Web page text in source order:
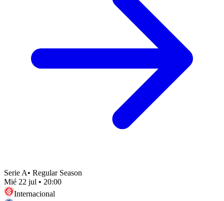
Serie A• Regular Season
Mié 22 jul • 20:00
Internacional